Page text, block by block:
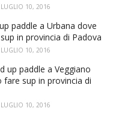
LUGLIO 10, 2016
paddle a Urbana dove
in provincia di Padova
LUGLIO 10, 2016
up paddle a Veggiano
sup in provincia di
LUGLIO 10, 2016